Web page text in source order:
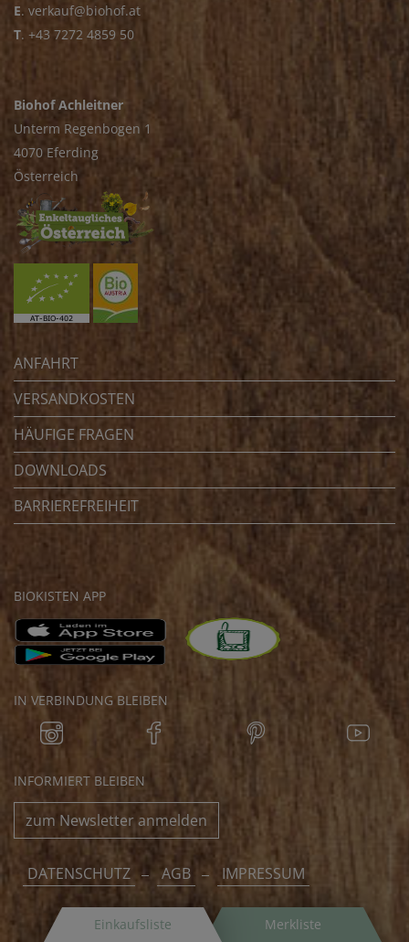
Einkaufsliste Merkliste
E. verkauf@biohof.at
T. +43 7272 4859 50
Biohof Achleitner
Unterm Regenbogen 1
4070 Eferding
Österreich
ANFAHRT
VERSANDKOSTEN
HÄUFIGE FRAGEN
DOWNLOADS
BARRIEREFREIHEIT
BIOKISTEN APP
IN VERBINDUNG BLEIBEN
INFORMIERT BLEIBEN
zum Newsletter anmelden
DATENSCHUTZ AGB IMPRESSUM